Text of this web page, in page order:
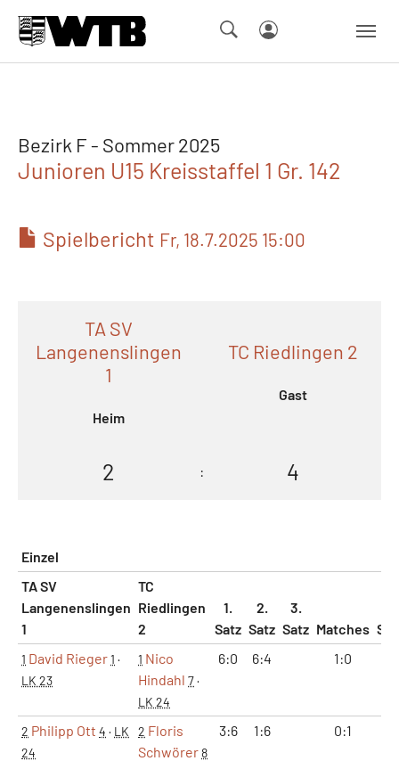
Bezirk F - Sommer 2025
Junioren U15 Kreisstaffel 1 Gr. 142
Spielbericht Fr, 18.7.2025 15:00
TA SV
Langenenslingen
1
Heim
TC Riedlingen 2
Gast
2 : 4
Einzel
TA SV
Langenenslingen
1
TC
Riedlingen
2
1.
Satz
2.
Satz
3.
Satz Matches
1 David Rieger1 ·
LK 23
1 Nico
Hindahl 7·
LK 24
6:0 6:4 1:0
2 Philipp Ott 4 · LK
24
2 Floris
Schwörer8
3:6 1:6 0:1